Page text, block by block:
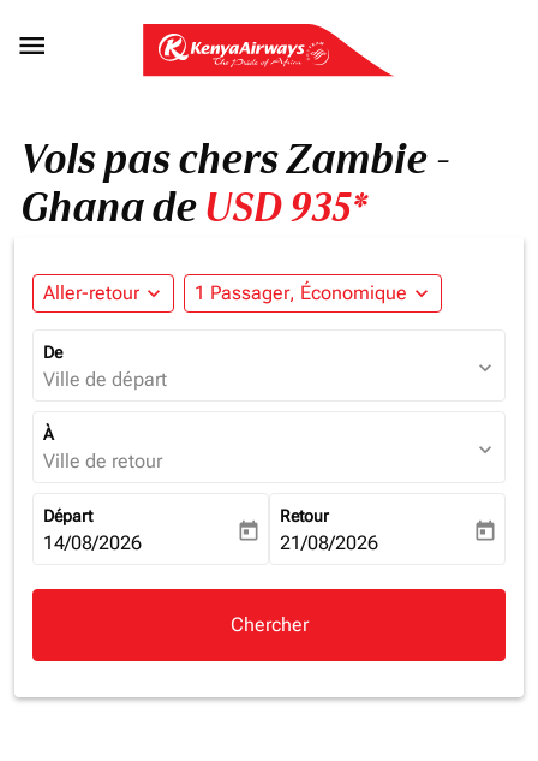

Vols pas chers Zambie -
Ghana deUSD 935*
Aller-retour expand_more 1 Passager, Économique expand_more
De
Ville de départ expand_more
À
Ville de retour expand_more
Départ
fc-booking-departure-date-aria-label
14/08/2026 today
Retour
fc-booking-return-date-aria-
21/08/2026 today
Chercher